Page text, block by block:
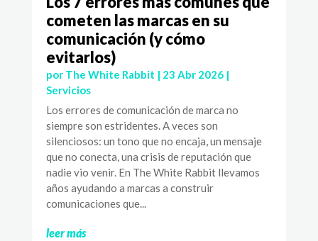
cometen las marcas en su
comunicación (y cómo
evitarlos)
por The White Rabbit | 23 Abr 2026|
Servicios
Los errores de comunicación de marca no
siempre son estridentes. A veces son
silenciosos: un tono que no encaja, un mensaje
que no conecta, una crisis de reputación que
nadie vio venir. En The White Rabbit llevamos
años ayudando a marcas a construir
comunicaciones que...
leer más